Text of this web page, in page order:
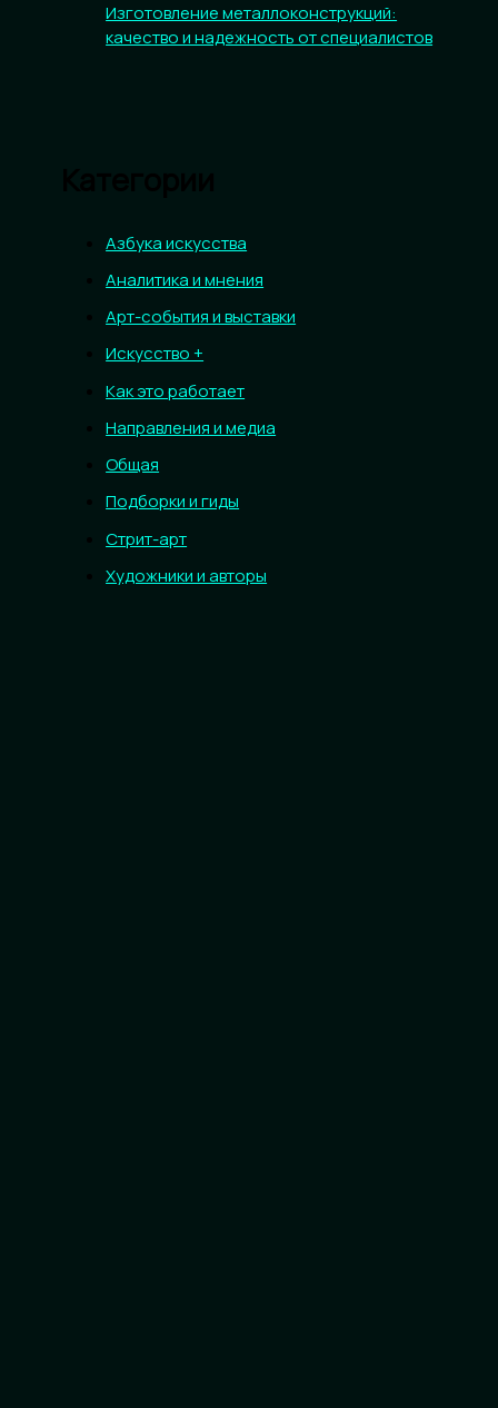
Изготовление металлоконструкций:
качество и надежность от специалистов
Азбука искусства
Аналитика и мнения
Арт-события и выставки
Искусство +
Как это работает
Направления и медиа
Общая
Подборки и гиды
Стрит-арт
Художники и авторы